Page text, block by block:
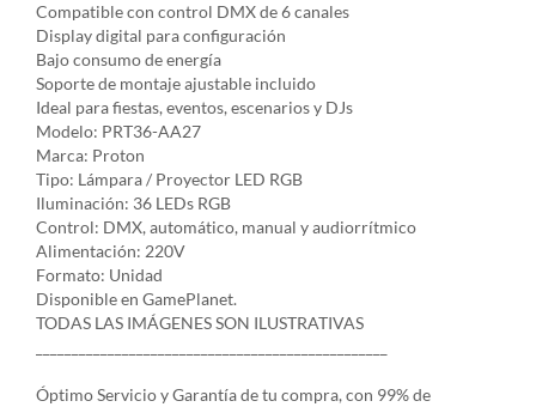
Compatible con control DMX de 6 canales
Display digital para configuración
Bajo consumo de energía
Soporte de montaje ajustable incluido
Ideal para fiestas, eventos, escenarios y DJs
Modelo: PRT36-AA27
Marca: Proton
Tipo: Lámpara / Proyector LED RGB
Iluminación: 36 LEDs RGB
Control: DMX, automático, manual y audiorrítmico
Alimentación: 220V
Formato: Unidad
Disponible en GamePlanet.
TODAS LAS IMÁGENES SON ILUSTRATIVAS
Óptimo Servicio y Garantía de tu compra, con 99% de